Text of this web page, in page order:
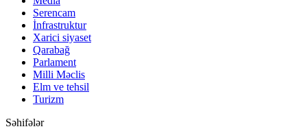
Serencam
İnfrastruktur
Xarici siyaset
Qarabağ
Parlament
Milli Məclis
Elm ve tehsil
Turizm
Səhifələr